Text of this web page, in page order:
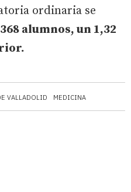
VALLADOLID MEDICINA
ordinaria se
alumnos, un 1,32